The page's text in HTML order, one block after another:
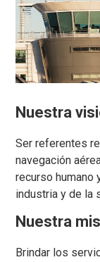
Nuestra
Ser referentes
navegación
recurso humano
industria y de la
Nuestra
Brindar los